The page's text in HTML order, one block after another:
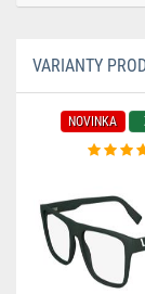
VARIANTY
NOVINKA